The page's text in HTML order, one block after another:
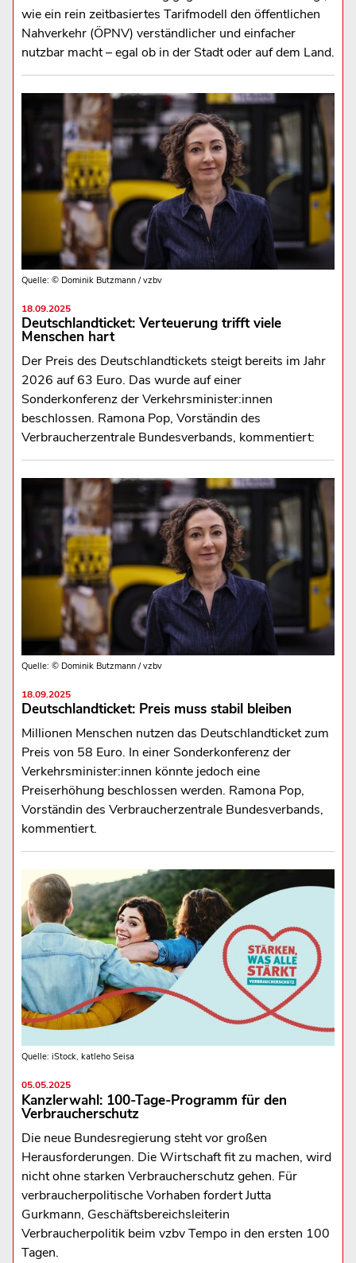
wie ein rein zeitbasiertes Tarifmodell den öffentlichen
Nahverkehr (ÖPNV) verständlicher und einfacher
nutzbar macht – egal ob in der Stadt oder auf dem Land.
Quelle: © Dominik Butzmann / vzbv
18.09.2025
Deutschlandticket: Verteuerung trifft viele
Menschen hart
Der Preis des Deutschlandtickets steigt bereits im Jahr
2026 auf 63 Euro. Das wurde auf einer
Sonderkonferenz der Verkehrsminister:innen
beschlossen. Ramona Pop, Vorständin des
Verbraucherzentrale Bundesverbands, kommentiert:
Quelle: © Dominik Butzmann / vzbv
18.09.2025
Deutschlandticket: Preis muss stabil bleiben
Millionen Menschen nutzen das Deutschlandticket zum
Preis von 58 Euro. In einer Sonderkonferenz der
Verkehrsminister:innen könnte jedoch eine
Preiserhöhung beschlossen werden. Ramona Pop,
Vorständin des Verbraucherzentrale Bundesverbands,
kommentiert.
Quelle: iStock, katleho Seisa
05.05.2025
Kanzlerwahl: 100-Tage-Programm für den
Verbraucherschutz
Die neue Bundesregierung steht vor großen
Herausforderungen. Die Wirtschaft fit zu machen, wird
nicht ohne starken Verbraucherschutz gehen. Für
verbraucherpolitische Vorhaben fordert Jutta
Gurkmann, Geschäftsbereichsleiterin
Verbraucherpolitik beim vzbv Tempo in den ersten 100
Tagen.